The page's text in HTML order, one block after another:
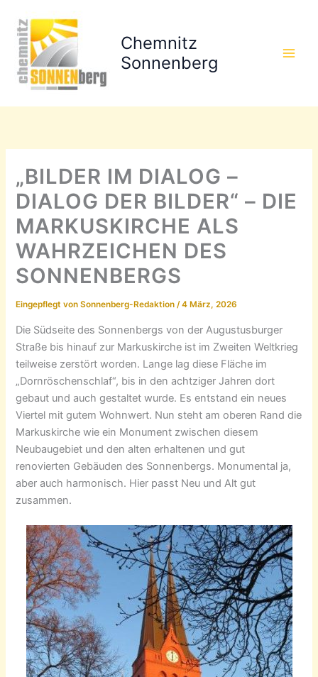
Inhalt
springen
Chemnitz
Sonnenberg
„BILDER IM DIALOG –
DIALOG DER BILDER“ – DIE
MARKUSKIRCHE ALS
WAHRZEICHEN DES
SONNENBERGS
Eingepflegt von Sonnenberg-Redaktion/4 März, 2026
Die Südseite des Sonnenbergs von der Augustusburger
Straße bis hinauf zur Markuskirche ist im Zweiten Weltkrieg
teilweise zerstört worden. Lange lag diese Fläche im
„Dornröschenschlaf“, bis in den achtziger Jahren dort
gebaut und auch gestaltet wurde. Es entstand ein neues
Viertel mit gutem Wohnwert. Nun steht am oberen Rand die
Markuskirche wie ein Monument zwischen diesem
Neubaugebiet und den alten erhaltenen und gut
renovierten Gebäuden des Sonnenbergs. Monumental ja,
aber auch harmonisch. Hier passt Neu und Alt gut
zusammen.